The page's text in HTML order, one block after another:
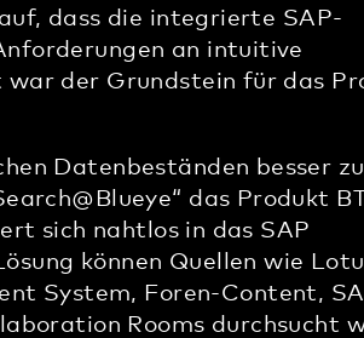
dass die integrierte SAP-
an intuitive
der Grundstein für das
Datenbeständen besser zu
das Produkt
sich nahtlos in das SAP
können Quellen wie
System, Foren-Content,
Rooms durchsucht